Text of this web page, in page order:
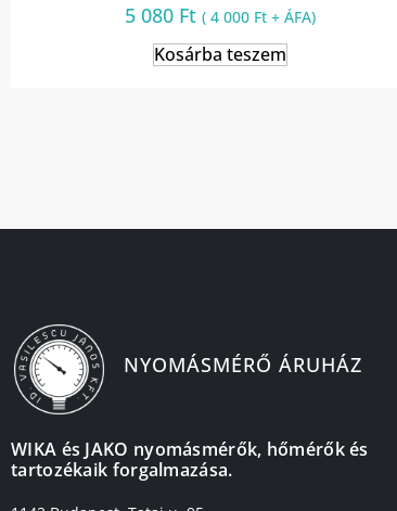
5 080 Ft (4 000 Ft + ÁFA)
Kosárba teszem
NYOMÁSMÉRŐ ÁRUHÁZ
WIKA és JAKO nyomásmérők, hőmérők és
tartozékaik forgalmazása.